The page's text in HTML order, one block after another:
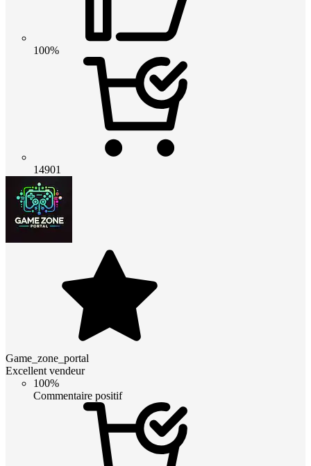
100%
14901
Game_zone_portal
Excellent vendeur
100%
Commentaire positif